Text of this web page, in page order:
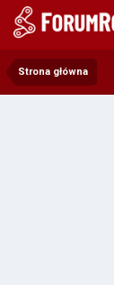
Strona główna